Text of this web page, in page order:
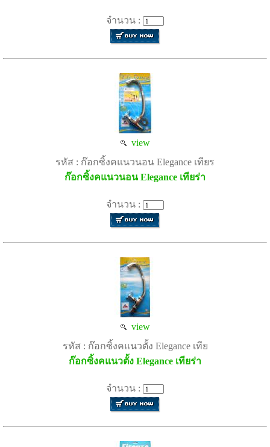
จำนวน :
view
รหัส : ก๊อกซิ้งคแนวนอน Elegance เทียร
ก๊อกซิ้งคแนวนอน Elegance เทียร่า
จำนวน :
view
รหัส : ก๊อกซิ้งคแนวตั้ง Elegance เทีย
ก๊อกซิ้งคแนวตั้ง Elegance เทียร่า
จำนวน :